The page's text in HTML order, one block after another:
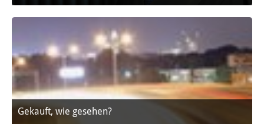
Gekauft, wie gesehen?